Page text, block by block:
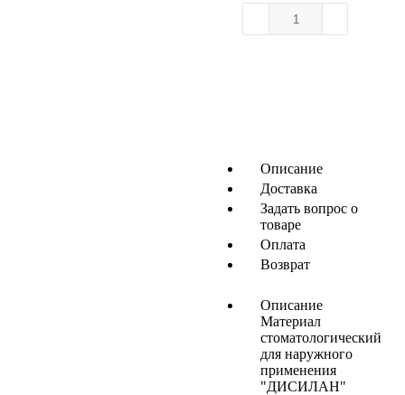
Описание
Доставка
Задать вопрос о
товаре
Оплата
Возврат
Описание
Материал
стоматологический
для наружного
применения
"ДИСИЛАН"